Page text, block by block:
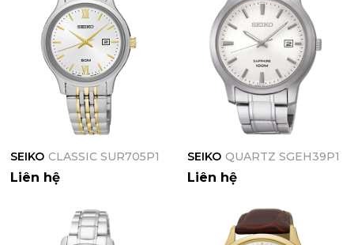
SEIKO CLASSIC SUR705P1
Liên hệ
SEIKO QUARTZ SGEH39P1
Liên hệ